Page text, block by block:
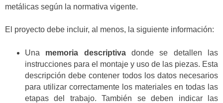
metálicas según la normativa vigente.
El proyecto debe incluir, al menos, la siguiente información:
Una memoria descriptivadonde se detallen las
instrucciones para el montaje y uso de las piezas. Esta
descripción debe contener todos los datos necesarios
para utilizar correctamente los materiales en todas las
etapas del trabajo. También se deben indicar las